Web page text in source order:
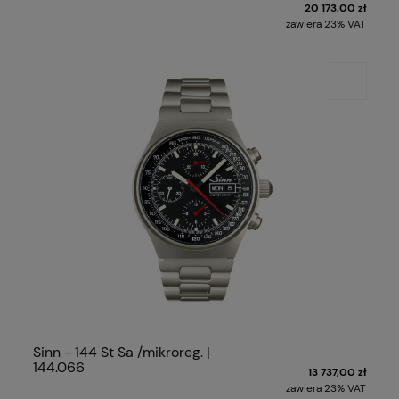
20 173,00 zł
zawiera 23% VAT
Sinn - 144 St Sa /mikroreg. |
144.066
13 737,00 zł
zawiera 23% VAT